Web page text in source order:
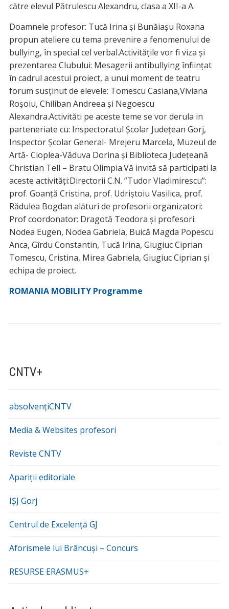
CNTV+
absolvențiCNTV
Media & Websites profesori
Reviste CNTV
Apariții editoriale
IȘJ Gorj
Centrul de Excelență GJ
Aforismele lui Brâncuși – Concurs
RESURSE ERASMUS+
către elevul Pătrulescu Alexandru, clasa a XII-a A.
Doamnele profesor: Tucă Irina și Bunăiașu Roxana
propun ateliere cu tema prevenire a fenomenului de
bullying, în special cel verbal.Activitățile vor fi viza și
prezentarea Clubului: Mesagerii antibullying înființat
în cadrul acestui proiect, a unui moment de teatru
forum susținut de elevele: Tomescu Casiana,Viviana
Roșoiu, Chiliban Andreea și Negoescu
Alexandra.Activităti pe aceste teme se vor derula in
parteneriate cu: Inspectoratul Școlar Județean Gorj,
Inspector Școlar General- Mrejeru Marcela, Muzeul de
Artă- Cioplea-Văduva Dorina și Biblioteca Județeană
Christian Tell – Bratu Olimpia.Vă invită să participati la
aceste activități:Directorii C.N. ”Tudor Vladimirescu”:
prof. Goanță Cristina, prof. Udriștoiu Vasilica, prof.
Rădulea Bogdan alături de profesorii organizatori:
Prof coordonator: Dragotă Teodora și profesori:
Nodea Eugen, Nodea Gabriela, Buică Magda Popescu
Anca, Gîrdu Constantin, Tucă Irina, Giugiuc Ciprian
Tomescu, Cristina, Mirea Gabriela, Giugiuc Ciprian și
echipa de proiect.
ROMANIA MOBILITY Programme